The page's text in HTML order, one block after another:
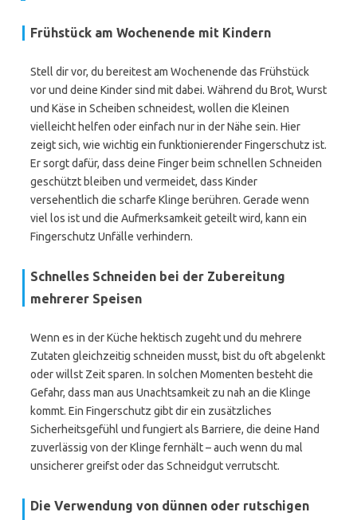
Frühstück am Wochenende mit Kindern
Stell dir vor, du bereitest am Wochenende das Frühstück
vor und deine Kinder sind mit dabei. Während du Brot, Wurst
und Käse in Scheiben schneidest, wollen die Kleinen
vielleicht helfen oder einfach nur in der Nähe sein. Hier
zeigt sich, wie wichtig ein funktionierender Fingerschutz ist.
Er sorgt dafür, dass deine Finger beim schnellen Schneiden
geschützt bleiben und vermeidet, dass Kinder
versehentlich die scharfe Klinge berühren. Gerade wenn
viel los ist und die Aufmerksamkeit geteilt wird, kann ein
Fingerschutz Unfälle verhindern.
Schnelles Schneiden bei der Zubereitung
mehrerer Speisen
Wenn es in der Küche hektisch zugeht und du mehrere
Zutaten gleichzeitig schneiden musst, bist du oft abgelenkt
oder willst Zeit sparen. In solchen Momenten besteht die
Gefahr, dass man aus Unachtsamkeit zu nah an die Klinge
kommt. Ein Fingerschutz gibt dir ein zusätzliches
Sicherheitsgefühl und fungiert als Barriere, die deine Hand
zuverlässig von der Klinge fernhält – auch wenn du mal
unsicherer greifst oder das Schneidgut verrutscht.
Die Verwendung von dünnen oder rutschigen